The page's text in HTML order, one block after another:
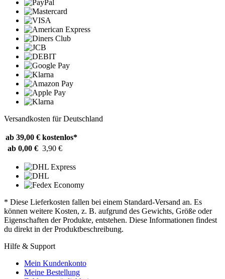
Versandkosten für Deutschland
ab 39,00 € kostenlos*
ab 0,00 € 3,90 €
* Diese Lieferkosten fallen bei einem Standard-Versand an. Es
können weitere Kosten, z. B. aufgrund des Gewichts, Größe oder
Eigenschaften der Produkte, entstehen. Diese Informationen findest
du direkt in der Produktbeschreibung.
Hilfe & Support
Mein Kundenkonto
Meine Bestellung